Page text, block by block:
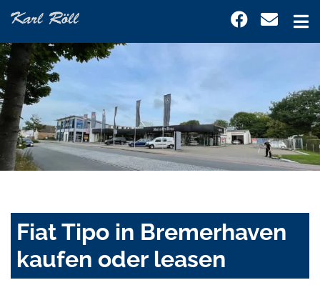
Fiat Tipo in Bremerhaven
kaufen oder leasen